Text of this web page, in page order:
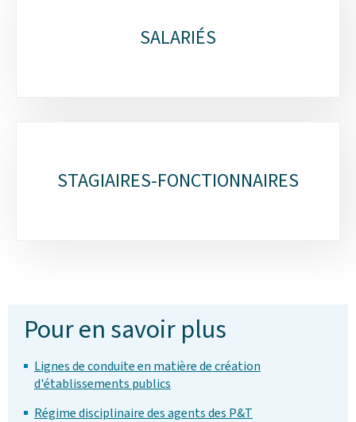
SALARIÉS
STAGIAIRES-FONCTIONNAIRES
Pour en savoir plus
Lignes de conduite en matière de création
d'établissements publics
Régime disciplinaire des agents des P&T